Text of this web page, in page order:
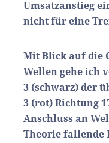
Umsatzanstieg
nicht für eine
Mit Blick auf die
Wellen gehe ich
3 (schwarz) der
3 (rot) Richtung
Anschluss an
Theorie fallende